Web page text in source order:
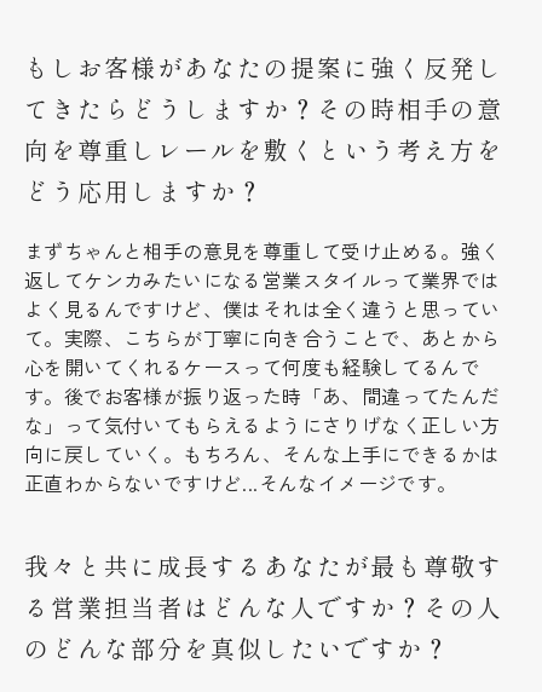
もしお客様があなたの提案に強く反発し
てきたらどうしますか？その時相手の意
向を尊重しレールを敷くという考え方を
どう応用しますか？
まずちゃんと相手の意見を尊重して受け止める。強く
返してケンカみたいになる営業スタイルって業界では
よく見るんですけど、僕はそれは全く違うと思ってい
て。実際、こちらが丁寧に向き合うことで、あとから
心を開いてくれるケースって何度も経験してるんで
す。後でお客様が振り返った時「あ、間違ってたんだ
な」って気付いてもらえるようにさりげなく正しい方
向に戻していく。もちろん、そんな上手にできるかは
正直わからないですけど...そんなイメージです。
我々と共に成長するあなたが最も尊敬す
る営業担当者はどんな人ですか？その人
のどんな部分を真似したいですか？